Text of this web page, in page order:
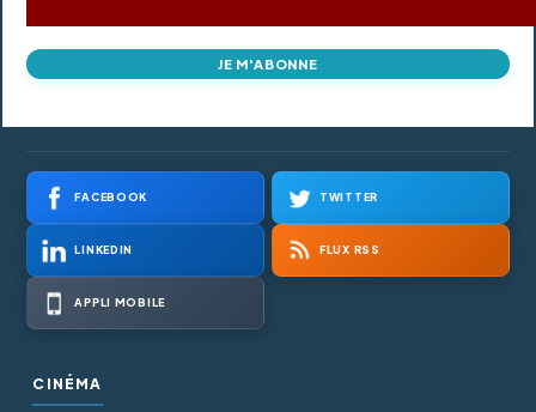
JE M'ABONNE
FACEBOOK TWITTER
LINKEDIN FLUX RSS
APPLI MOBILE
CINÉMA